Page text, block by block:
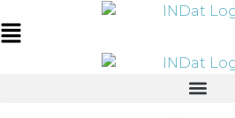
springen
Inhalt
Main